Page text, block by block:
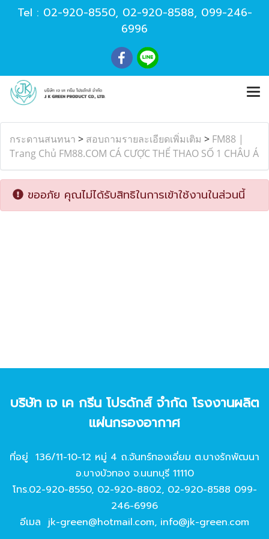
Tel : 02-920-8550, 02-920-8588, 099-246-
6996
กระดานสนทนา > สอบถามรายละเอียดเพิ่มเติม > FM88 |
Trang Chủ FM88.COM CÁ CƯỢC THỂ THAO SỐ 1 CHÂU Á
ขออภัย คุณไม่ได้รับสิทธิในการเข้าใช้งานในส่วนนี้
บริษัท เจ เค กรีน โปรดักส์ จํากัด โรงงานผลิต
แผ่นกรองอากาศ
ที่อยู่ 136/11-10-12 หมู่ 4 ถ.จันทร์ทองเอี่ยม ต.บางรักพัฒนา
อ.บางบัวทอง จ.นนทบุรี 11110
โทร.02-920-8550, 02-920-8802, 02-920-8588 099-
246-6996
อีเมล jk-green@hotmail.com, info@jk-green.com